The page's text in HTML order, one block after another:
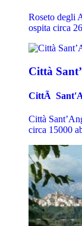
Roseto degli
ospita circa
Città
CittÃ
Città
circa 15000